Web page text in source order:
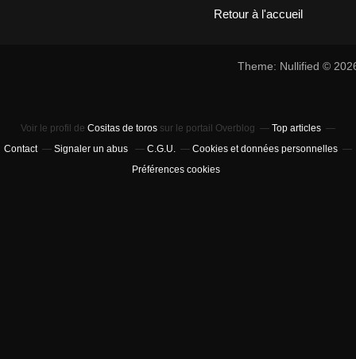
Retour à l'accueil
Theme: Nullified ©
Voir le profil de Cositas de toros sur le portail Overblog
Top articles
Contact
Signaler un abus C.G.U.
Cookies et données personnelles
Préférences cookies